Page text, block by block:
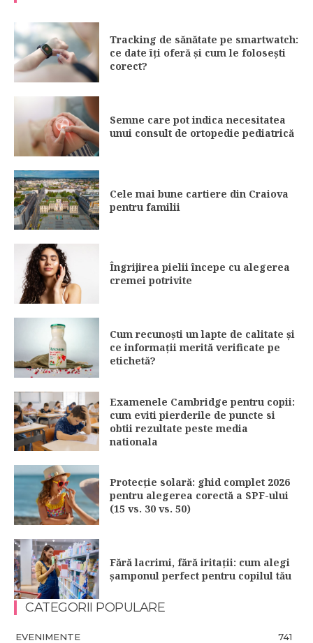
Tracking de sănătate pe smartwatch:
ce date îți oferă și cum le folosești
corect?
Semne care pot indica necesitatea
unui consult de ortopedie pediatrică
Cele mai bune cartiere din Craiova
pentru familii
Îngrijirea pielii începe cu alegerea
cremei potrivite
Cum recunoști un lapte de calitate și
ce informații merită verificate pe
etichetă?
Examenele Cambridge pentru copii:
cum eviti pierderile de puncte si
obtii rezultate peste media
nationala
Protecție solară: ghid complet 2026
pentru alegerea corectă a SPF-ului
(15 vs. 30 vs. 50)
Fără lacrimi, fără iritații: cum alegi
șamponul perfect pentru copilul tău
CATEGORII POPULARE
EVENIMENTE
741